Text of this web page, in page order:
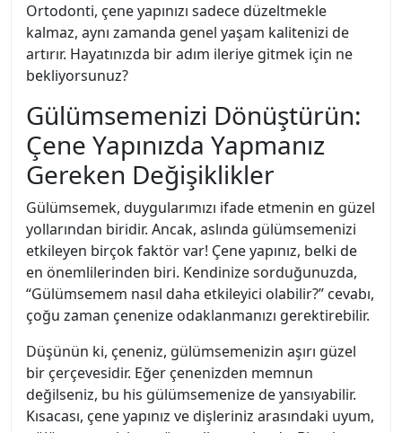
Ortodonti, çene yapınızı sadece düzeltmekle
kalmaz, aynı zamanda genel yaşam kalitenizi de
artırır. Hayatınızda bir adım ileriye gitmek için ne
bekliyorsunuz?
Gülümsemenizi Dönüştürün:
Çene Yapınızda Yapmanız
Gereken Değişiklikler
Gülümsemek, duygularımızı ifade etmenin en güzel
yollarından biridir. Ancak, aslında gülümsemenizi
etkileyen birçok faktör var! Çene yapınız, belki de
en önemlilerinden biri. Kendinize sorduğunuzda,
“Gülümsemem nasıl daha etkileyici olabilir?” cevabı,
çoğu zaman çenenize odaklanmanızı gerektirebilir.
Düşünün ki, çeneniz, gülümsemenizin aşırı güzel
bir çerçevesidir. Eğer çenenizden memnun
değilseniz, bu his gülümsemenize de yansıyabilir.
Kısacası, çene yapınız ve dişleriniz arasındaki uyum,